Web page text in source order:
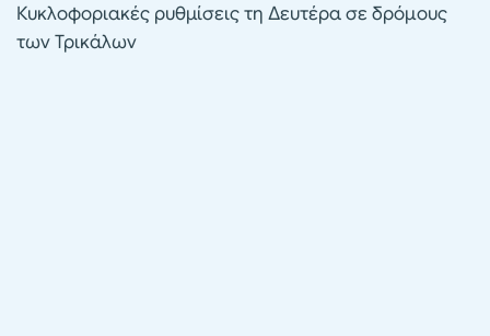
Κυκλοφοριακές ρυθμίσεις τη Δευτέρα σε δρόμους
των Τρικάλων